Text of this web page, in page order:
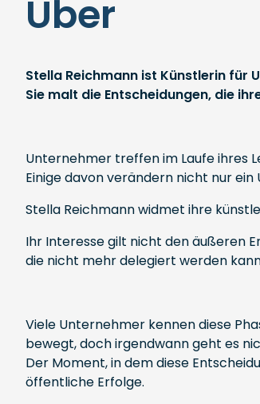
Über
Stella Reichmann ist Künstlerin für
Sie malt die Entscheidungen, die
Unternehmer treffen im Laufe ihres
Einige davon verändern nicht nur
Stella Reichmann widmet ihre
Ihr Interesse gilt nicht den äußeren
die nicht mehr delegiert werden
Viele Unternehmer kennen diese
bewegt, doch irgendwann geht es
Der Moment, in dem diese
öffentliche Erfolge.